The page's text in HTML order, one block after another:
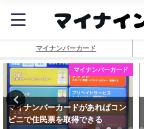
マイナンバーカード
マイナンバーカード
マイナンバーカードがあればコン
ビニで住民票を取得できる